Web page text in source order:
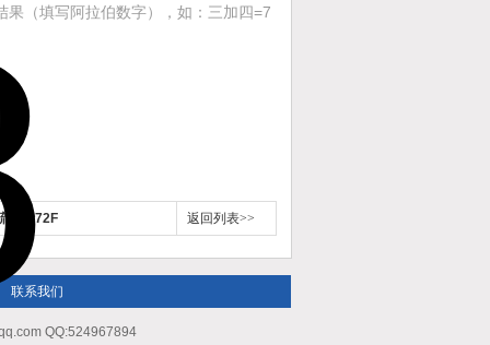
果（填写阿拉伯数字），如：三加四=7
量计72F 返回列表>>
联系我们
QQ:524967894